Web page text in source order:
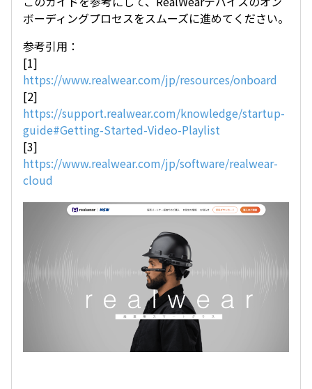
ボーディングプロセスをスムーズに進めてください。
参考引用：
[1]
https://www.realwear.com/jp/resources/onboard
[2]
https://support.realwear.com/knowledge/startup-
guide#Getting-Started-Video-Playlist
[3]
https://www.realwear.com/jp/software/realwear-
cloud